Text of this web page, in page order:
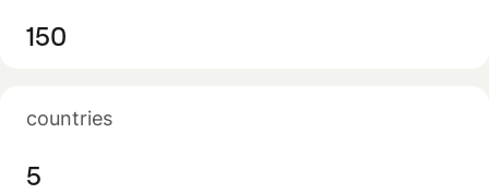
150
countries
5